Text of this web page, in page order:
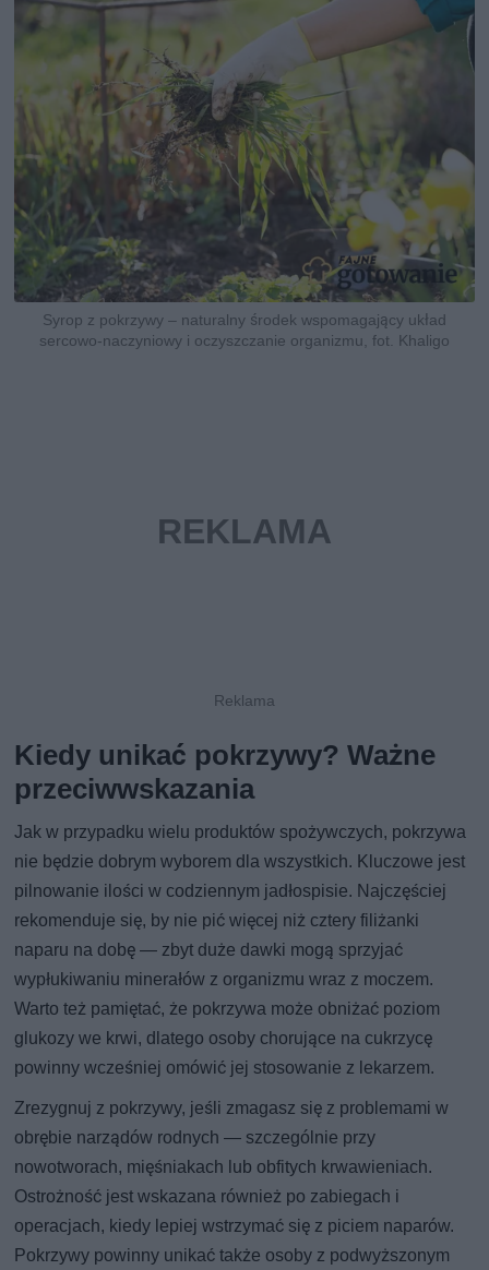
Syrop z pokrzywy – naturalny środek wspomagający układ
sercowo-naczyniowy i oczyszczanie organizmu, fot. Khaligo
Kiedy unikać pokrzywy? Ważne
przeciwwskazania
Jak w przypadku wielu produktów spożywczych, pokrzywa
nie będzie dobrym wyborem dla wszystkich. Kluczowe jest
pilnowanie ilości w codziennym jadłospisie. Najczęściej
rekomenduje się, by nie pić więcej niż cztery filiżanki
naparu na dobę — zbyt duże dawki mogą sprzyjać
wypłukiwaniu minerałów z organizmu wraz z moczem.
Warto też pamiętać, że pokrzywa może obniżać poziom
glukozy we krwi, dlatego osoby chorujące na cukrzycę
powinny wcześniej omówić jej stosowanie z lekarzem.
Zrezygnuj z pokrzywy, jeśli zmagasz się z problemami w
obrębie narządów rodnych — szczególnie przy
nowotworach, mięśniakach lub obfitych krwawieniach.
Ostrożność jest wskazana również po zabiegach i
operacjach, kiedy lepiej wstrzymać się z piciem naparów.
Pokrzywy powinny unikać także osoby z podwyższonym